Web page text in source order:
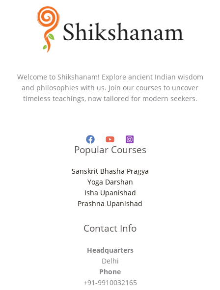
Welcome to Shikshanam! Explore ancient Indian wisdom
and philosophies with us. Join our courses to uncover
timeless teachings, now tailored for modern seekers.
Popular Courses
Sanskrit Bhasha Pragya
Yoga Darshan
Isha Upanishad
Prashna Upanishad
Contact Info
Headquarters
Delhi
Phone
+91-9910032165